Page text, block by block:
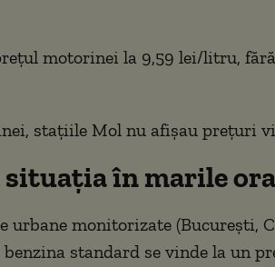
motorinei la 9,59 lei/litru,
stațiile Mol nu afișau prețuri
situația în marile
urbane monitorizate (București,
standard se vinde la un